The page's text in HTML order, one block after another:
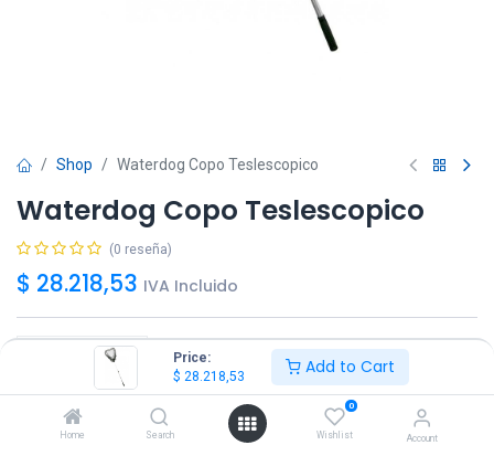
Price:
$ 28.218,53 Add to Cart
Home Search
0
Wishlist Account
Shop Waterdog Copo Teslescopico
Waterdog Copo Teslescopico
(0 reseña)
$ 28.218,53 IVA Incluido
Agregar Comprar ya!